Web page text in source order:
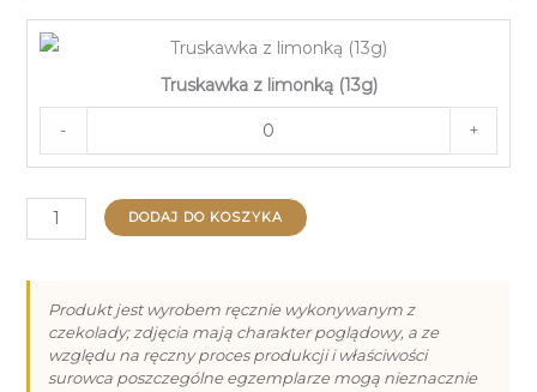
Truskawka z limonką (13g)
- +
ilość
Praliny
Dzień
Mamy
DODAJ DO KOSZYKA
Produkt jest wyrobem ręcznie wykonywanym z
czekolady; zdjęcia mają charakter poglądowy, a ze
względu na ręczny proces produkcji i właściwości
surowca poszczególne egzemplarze mogą nieznacznie